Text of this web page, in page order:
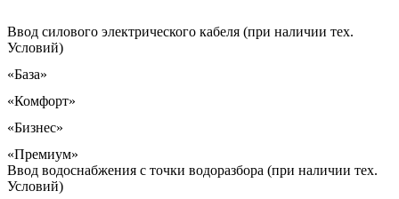
Ввод силового электрического кабеля (при наличии тех.
Условий)
«База»
«Комфорт»
«Бизнес»
«Премиум»
Ввод водоснабжения с точки водоразбора (при наличии тех.
Условий)